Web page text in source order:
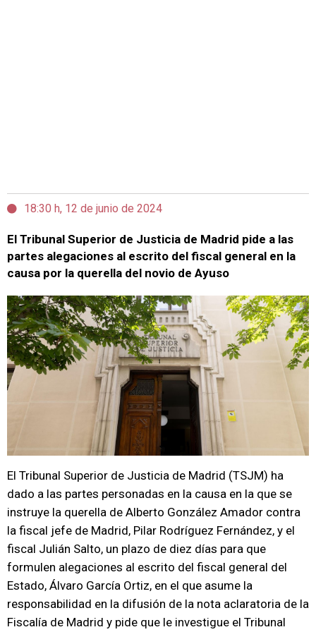
18:30 h, 12 de junio de 2024
El Tribunal Superior de Justicia de Madrid pide a las
partes alegaciones al escrito del fiscal general en la
causa por la querella del novio de Ayuso
El Tribunal Superior de Justicia de Madrid (TSJM) ha
dado a las partes personadas en la causa en la que se
instruye la querella de Alberto González Amador contra
la fiscal jefe de Madrid, Pilar Rodríguez Fernández, y el
fiscal Julián Salto, un plazo de diez días para que
formulen alegaciones al escrito del fiscal general del
Estado, Álvaro García Ortiz, en el que asume la
responsabilidad en la difusión de la nota aclaratoria de la
Fiscalía de Madrid y pide que le investigue el Tribunal